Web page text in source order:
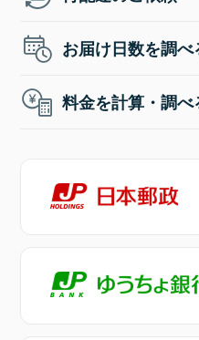
お届け日数を調べ
料金を計算・調べ